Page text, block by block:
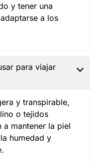
y tener una
a los
para viajar
y transpirable,
o tejidos
a mantener la piel
humedad y